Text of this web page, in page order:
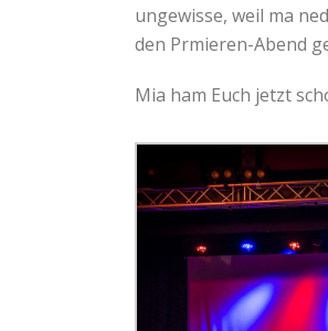
ungewisse, weil ma
den Prmieren-Abend
Mia ham Euch jetzt